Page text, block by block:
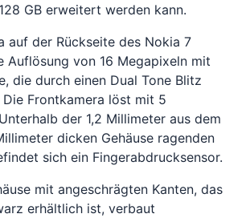
GB erweitert werden kann.
auf der Rückseite des Nokia 7
Auflösung von 16 Megapixeln mit
die durch einen Dual Tone Blitz
Frontkamera löst mit 5
der 1,2 Millimeter aus dem
dicken Gehäuse ragenden
sich ein Fingerabdrucksensor.
mit angeschrägten Kanten, das
erhältlich ist, verbaut